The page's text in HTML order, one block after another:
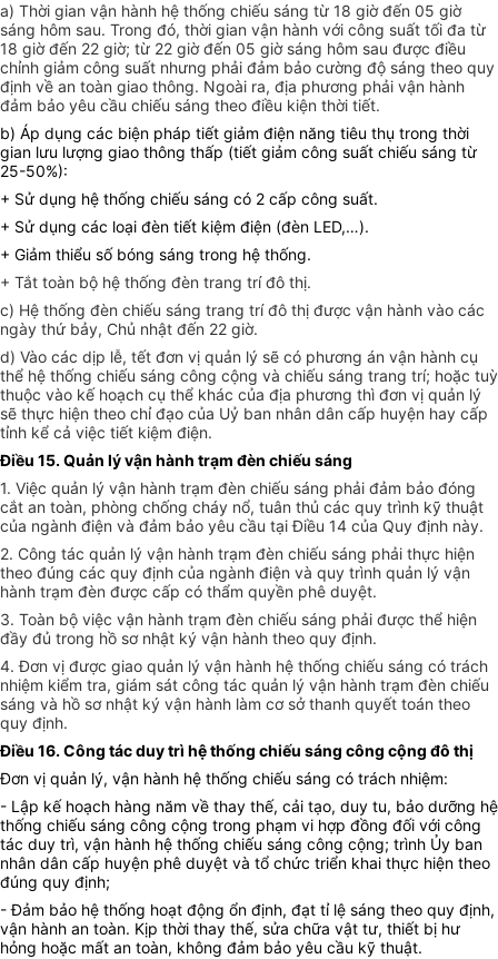
a) Thời gian vận hành hệ thống chiếu sáng từ 18 giờ đến 05 giờ
sáng hôm sau. Trong đó, thời gian vận hành với công suất tối đa từ
18 giờ đến 22 giờ; từ 22 giờ đến 05 giờ sáng hôm sau được điều
chỉnh giảm công suất nhưng phải đảm bảo cường độ sáng theo quy
định về an toàn giao thông. Ngoài ra, địa phương phải vận hành
đảm bảo yêu cầu chiếu sáng theo điều kiện thời tiết.
b) Áp dụng các biện pháp tiết giảm điện năng tiêu thụ trong thời
gian lưu lượng giao thông thấp (tiết giảm công suất chiếu sáng từ
25-50%):
+ Sử dụng hệ thống chiếu sáng có 2 cấp công suất.
+ Sử dụng các loại đèn tiết kiệm điện (đèn LED,…).
+ Giảm thiểu số bóng sáng trong hệ thống.
+ Tắt toàn bộ hệ thống đèn trang trí đô thị.
c) Hệ thống đèn chiếu sáng trang trí đô thị được vận hành vào các
ngày thứ bảy, Chủ nhật đến 22 giờ.
d) Vào các dịp lễ, tết đơn vị quản lý sẽ có phương án vận hành cụ
thể hệ thống chiếu sáng công cộng và chiếu sáng trang trí; hoặc tuỳ
thuộc vào kế hoạch cụ thể khác của địa phương thì đơn vị quản lý
sẽ thực hiện theo chỉ đạo của Uỷ ban nhân dân cấp huyện hay cấp
tỉnh kể cả việc tiết kiệm điện.
Điều 15. Quản lý vận hành trạm đèn chiếu sáng
1. Việc quản lý vận hành trạm đèn chiếu sáng phải đảm bảo đóng
cắt an toàn, phòng chống cháy nổ, tuân thủ các quy trình kỹ thuật
của ngành điện và đảm bảo yêu cầu tại Điều 14 của Quy định này.
2. Công tác quản lý vận hành trạm đèn chiếu sáng phải thực hiện
theo đúng các quy định của ngành điện và quy trình quản lý vận
hành trạm đèn được cấp có thẩm quyền phê duyệt.
3. Toàn bộ việc vận hành trạm đèn chiếu sáng phải được thể hiện
đầy đủ trong hồ sơ nhật ký vận hành theo quy định.
4. Đơn vị được giao quản lý vận hành hệ thống chiếu sáng có trách
nhiệm kiểm tra, giám sát công tác quản lý vận hành trạm đèn chiếu
sáng và hồ sơ nhật ký vận hành làm cơ sở thanh quyết toán theo
quy định.
Điều 16. Công tác duy trì hệ thống chiếu sáng công cộng đô thị
Đơn vị quản lý, vận hành hệ thống chiếu sáng có trách nhiệm:
- Lập kế hoạch hàng năm về thay thế, cải tạo, duy tu, bảo dưỡng hệ
thống chiếu sáng công cộng trong phạm vi hợp đồng đối với công
tác duy trì, vận hành hệ thống chiếu sáng công cộng; trình Ủy ban
nhân dân cấp huyện phê duyệt và tổ chức triển khai thực hiện theo
đúng quy định;
- Đảm bảo hệ thống hoạt động ổn định, đạt tỉ lệ sáng theo quy định,
vận hành an toàn. Kịp thời thay thế, sửa chữa vật tư, thiết bị hư
hỏng hoặc mất an toàn, không đảm bảo yêu cầu kỹ thuật.